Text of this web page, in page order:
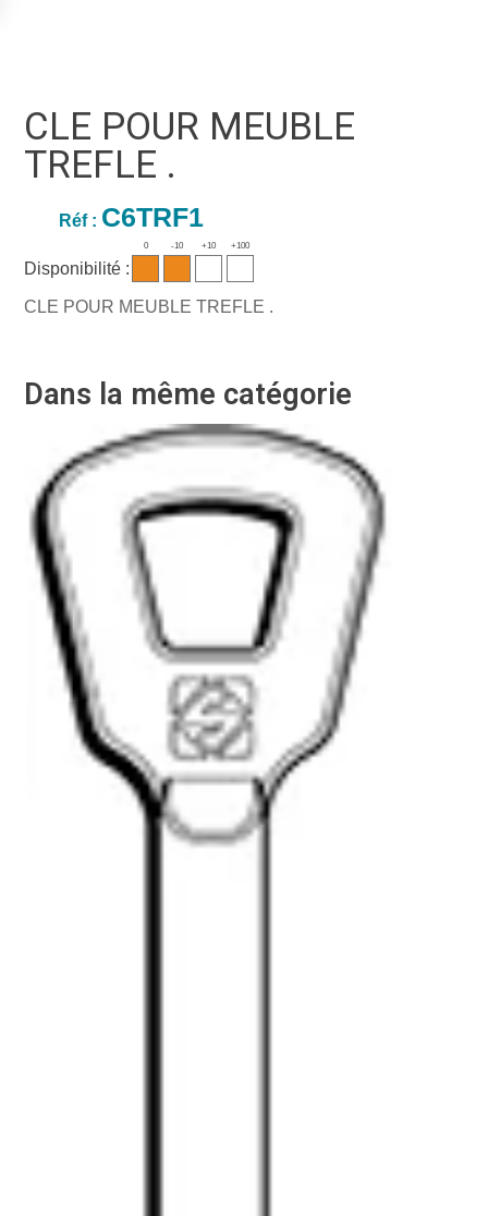
CLE POUR MEUBLE
TREFLE .
Réf : C6TRF1
Disponibilité :
0 -10 +10 +100
CLE POUR MEUBLE TREFLE .
Dans la même catégorie